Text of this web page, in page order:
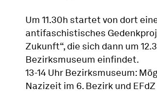
Um 11.30h startet von dort
antifaschistisches
Zukunft“, die sich dann um
Bezirksmuseum einfindet.
13-14 Uhr Bezirksmuseum:
Nazizeit im 6. Bezirk und